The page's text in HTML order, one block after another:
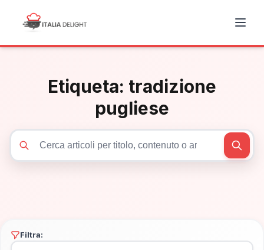
Etiqueta: tradizione
pugliese
Filtra: